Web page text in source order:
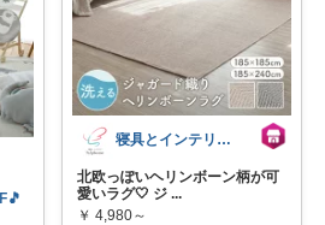
寝具とインテリアのシルフィーズ
北欧っぽいヘリンボーン柄が可
愛いラグ🤍 ジ ...
￥ 4,980～